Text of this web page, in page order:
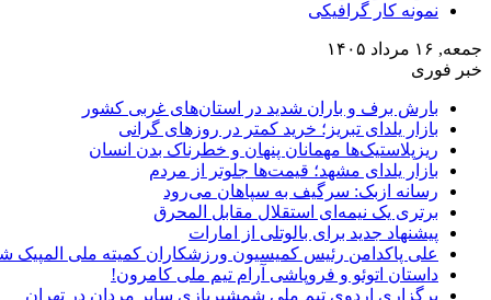
نمونه کار گرافیکی
جمعه, ۱۶ مرداد ۱۴۰۵
خبر فوری
بارش برف و باران شدید در استان‌های غربی کشور
بازار یلدای تبریز؛ خرید کمتر در روزهای گرانی
ریزپلاستیک‌ها مهمانان پنهان و خطرناک بدن انسان
بازار یلدای مشهد؛ قیمت‌ها جلوتر از مردم
رسانه ازبک: سرگیف به سپاهان می‌رود
برتری یک نیمه‌ای استقلال مقابل المحرق
پیشنهاد جدید برای بالوتلی از امارات
علی پاکدامن رئیس کمیسیون ورزشکاران کمیته ملی المپیک
داستان اتوئو و فروپاشی آرام تیم ملی کامرون!
برگزاری اردوی تیم ملی شمشیربازی سابر مردان در تهران